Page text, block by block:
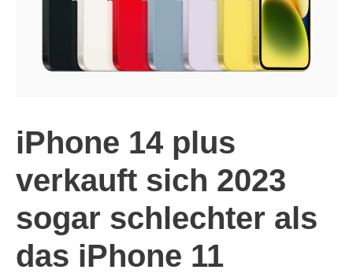
iPhone 14 plus
verkauft sich 2023
sogar schlechter als
das iPhone 11